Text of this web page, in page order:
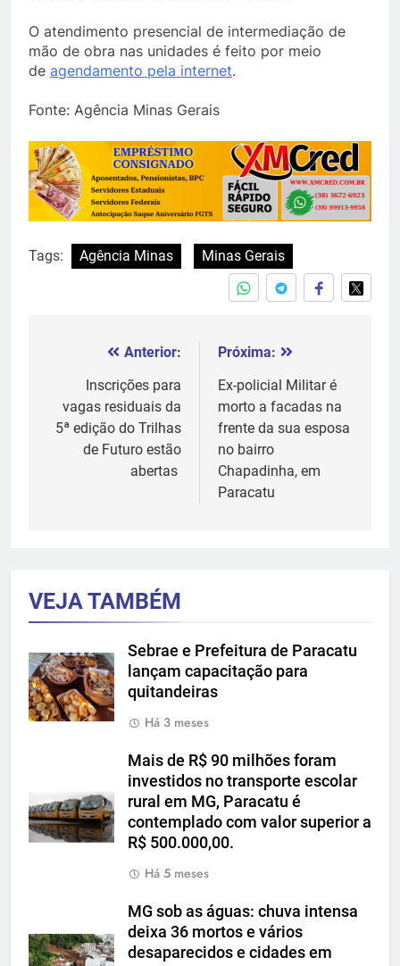
O atendimento presencial de intermediação de
mão de obra nas unidades é feito por meio
de agendamento pela internet.
Fonte: Agência Minas Gerais
Tags: Agência Minas Minas Gerais
Navegação
Post
Anterior:
Inscrições para
vagas residuais da
5ª edição do Trilhas
de Futuro estão
abertas
Próxima:
Ex-policial Militar é
morto a facadas na
frente da sua esposa
no bairro
Chapadinha, em
Paracatu
VEJA TAMBÉM
Sebrae e Prefeitura de Paracatu
lançam capacitação para
quitandeiras
Há 3 meses
Mais de R$ 90 milhões foram
investidos no transporte escolar
rural em MG, Paracatu é
contemplado com valor superior a
R$ 500.000,00.
Há 5 meses
MG sob as águas: chuva intensa
deixa 36 mortos e vários
desaparecidos e cidades em